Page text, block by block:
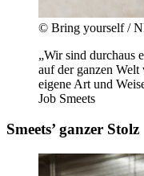
© Bring yourself /
„Wir sind durchaus
auf der ganzen
eigene Art und
Job Smeets
Smeets’ ganzer Stolz